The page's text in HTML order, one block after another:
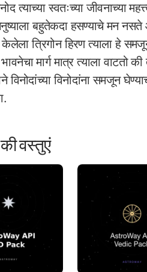
त्याच्या स्वतःच्या जीवनाच्या
बहुतेकदा हसण्याचे मन
त्रिगोन हिरण त्याला हे
भावनेचा मार्ग मात्र त्याला
विनोदांच्या विनोदांना समजून
वस्तुएं